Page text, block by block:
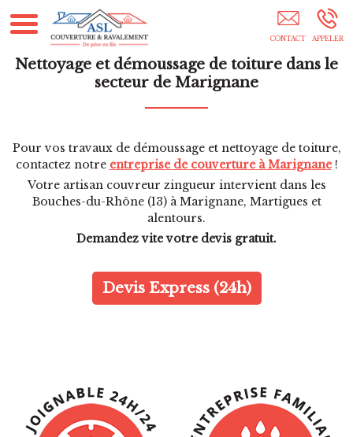
Nettoyage et démoussage de toiture dans le
secteur de Marignane
Pour vos travaux de démoussage et nettoyage de toiture,
contactez notre entreprise de couverture à Marignane!
Votre artisan couvreur zingueur intervient dans les
Bouches-du-Rhône (13) à Marignane, Martigues et
alentours.
Demandez vite votre devis gratuit.
Devis Express (24h)